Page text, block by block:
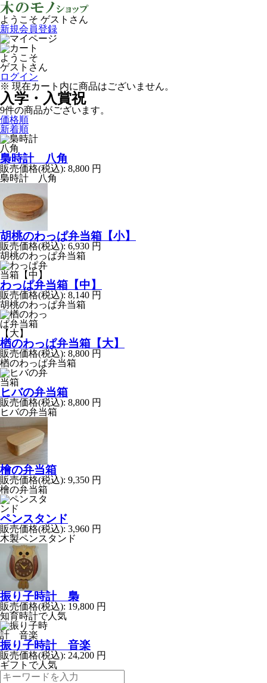
ようこそ ゲストさん
新規会員登録
ようこそ
ゲストさん
ログイン
※ 現在カート内に商品はございません。
入学・入賞祝
9件の商品がございます。
価格順
新着順
梟時計 八角
販売価格(税込): 8,800 円
梟時計 八角
胡桃のわっぱ弁当箱【小】
販売価格(税込): 6,930 円
胡桃のわっぱ弁当箱
わっぱ弁当箱【中】
販売価格(税込): 8,140 円
胡桃のわっぱ弁当箱
楢のわっぱ弁当箱【大】
販売価格(税込): 8,800 円
楢のわっぱ弁当箱
ヒバの弁当箱
販売価格(税込): 8,800 円
ヒバの弁当箱
檜の弁当箱
販売価格(税込): 9,350 円
檜の弁当箱
ペンスタンド
販売価格(税込): 3,960 円
木製ペンスタンド
振り子時計 梟
販売価格(税込): 19,800 円
知育時計で人気
振り子時計 音楽
販売価格(税込): 24,200 円
ギフトで人気